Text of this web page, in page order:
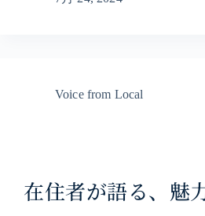
Voice from Local
在住者が語る、魅